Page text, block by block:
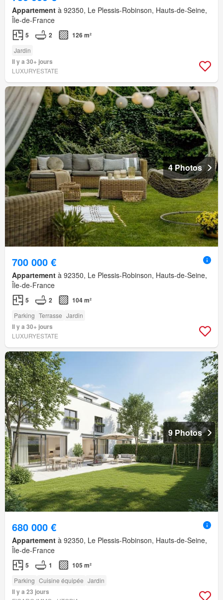
Appartement à 92350, Le Plessis-Robinson, Hauts-de-Seine,
Île-de-France
5 2 126 m²
Jardin
Il y a 30+ jours
LUXURYESTATE
4 Photos
700 000 €
Appartement à 92350, Le Plessis-Robinson, Hauts-de-Seine,
Île-de-France
5 2 104 m²
Parking Terrasse Jardin
Il y a 30+ jours
LUXURYESTATE
9 Photos
680 000 €
Appartement à 92350, Le Plessis-Robinson, Hauts-de-Seine,
Île-de-France
5 1 105 m²
Parking Cuisine équipée Jardin
Il y a 23 jours